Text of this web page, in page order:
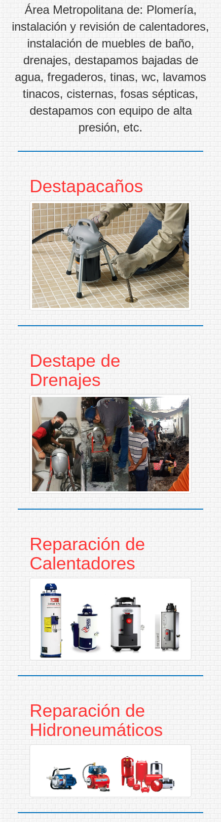
Área Metropolitana de: Plomería,
instalación y revisión de calentadores,
instalación de muebles de baño,
drenajes, destapamos bajadas de
agua, fregaderos, tinas, wc, lavamos
tinacos, cisternas, fosas sépticas,
destapamos con equipo de alta
presión, etc.
Destapacaños
Destape de
Drenajes
Reparación de
Calentadores
Reparación de
Hidroneumáticos